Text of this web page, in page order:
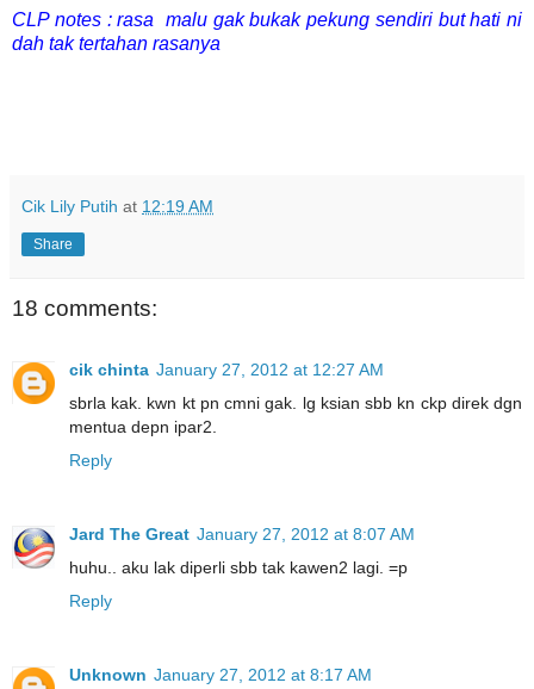
CLP notes : rasa malu gak bukak pekung sendiri but hati ni
dah tak tertahan rasanya
Cik Lily Putih at 12:19 AM
Share
18 comments:
cik chinta January 27, 2012 at 12:27 AM
sbrla kak. kwn kt pn cmni gak. lg ksian sbb kn ckp direk dgn
mentua depn ipar2.
Reply
Jard The Great January 27, 2012 at 8:07 AM
huhu.. aku lak diperli sbb tak kawen2 lagi. =p
Reply
Unknown January 27, 2012 at 8:17 AM